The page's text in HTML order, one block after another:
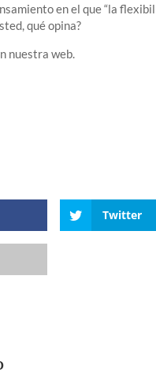
en el que “la
qué opina?
nuestra web.
Twitter